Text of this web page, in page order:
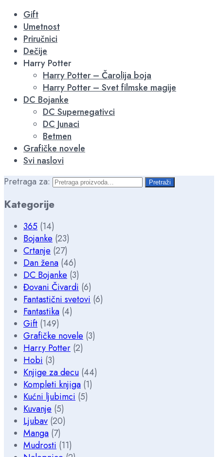
Gift
Umetnost
Priručnici
Dečije
Harry Potter
Harry Potter – Čarolija boja
Harry Potter – Svet filmske magije
DC Bojanke
DC Supernegativci
DC Junaci
Betmen
Grafičke novele
Svi naslovi
Pretraga za:
Pretraži
Kategorije
365 (14)
Bojanke (23)
Crtanje (27)
Dan žena (46)
DC Bojanke (3)
Đovani Čivardi (6)
Fantastični svetovi (6)
Fantastika (4)
Gift (149)
Grafičke novele (3)
Harry Potter (2)
Hobi (3)
Knjige za decu (44)
Kompleti knjiga (1)
Kućni ljubimci (5)
Kuvanje (5)
Ljubav (20)
Manga (7)
Mudrosti (11)